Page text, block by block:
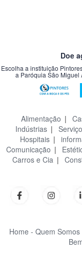
Doe
Escolha a instituição
a Paróquia São Miguel
Alimentação |
Indústrias|
Hospitais |
Comunicação |
Carros e Cia |
Home - Quem Somos